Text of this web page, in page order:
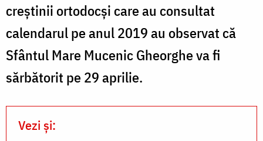
creştinii ortodocşi care au consultat
calendarul pe anul 2019 au observat că
Sfântul Mare Mucenic Gheorghe va fi
sărbătorit pe 29 aprilie.
Vezi și: